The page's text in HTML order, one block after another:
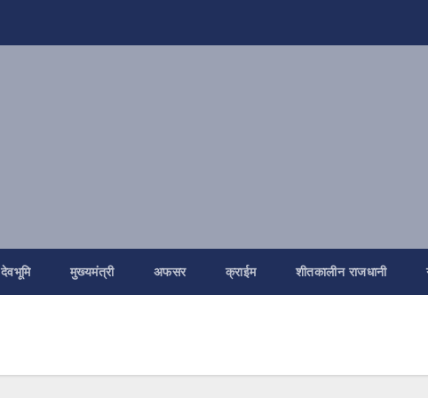
देवभूमि मुख्यमंत्री अफसर क्राईम शीतकालीन राजधानी